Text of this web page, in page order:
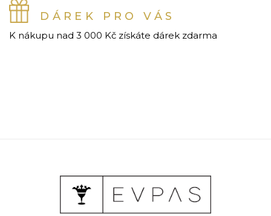
DÁREK PRO VÁS
K nákupu nad 3 000 Kč získáte dárek zdarma